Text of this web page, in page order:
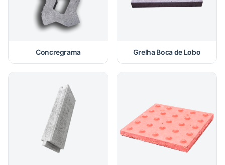
Concregrama Grelha Boca de Lobo